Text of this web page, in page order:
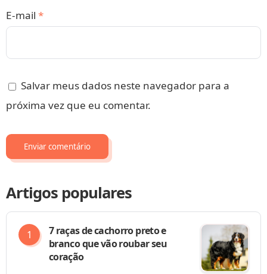
E-mail *
Salvar meus dados neste navegador para a
próxima vez que eu comentar.
Artigos populares
7 raças de cachorro preto e
branco que vão roubar seu
coração